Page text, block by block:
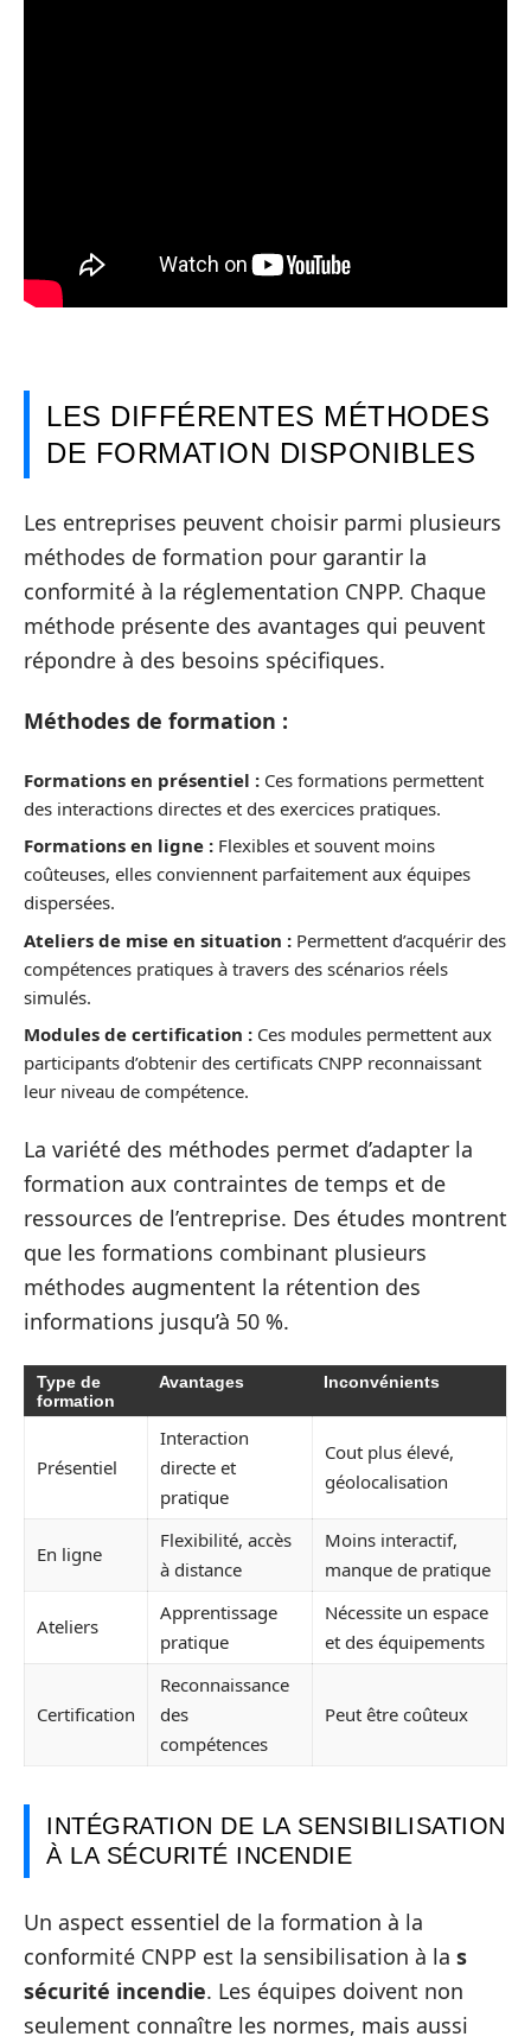
LES DIFFÉRENTES MÉTHODES
DE FORMATION DISPONIBLES
Les entreprises peuvent choisir parmi plusieurs
méthodes de formation pour garantir la
conformité à la réglementation CNPP. Chaque
méthode présente des avantages qui peuvent
répondre à des besoins spécifiques.
Méthodes de formation :
Formations en présentiel : Ces formations permettent
des interactions directes et des exercices pratiques.
Formations en ligne : Flexibles et souvent moins
coûteuses, elles conviennent parfaitement aux équipes
dispersées.
Ateliers de mise en situation : Permettent d’acquérir des
compétences pratiques à travers des scénarios réels
simulés.
Modules de certification : Ces modules permettent aux
participants d’obtenir des certificats CNPP reconnaissant
leur niveau de compétence.
La variété des méthodes permet d’adapter la
formation aux contraintes de temps et de
ressources de l’entreprise. Des études montrent
que les formations combinant plusieurs
méthodes augmentent la rétention des
informations jusqu’à 50 %.
Type de
formation
Avantages Inconvénients
Présentiel
Interaction
directe et
pratique
Cout plus élevé,
géolocalisation
En ligne
Flexibilité, accès
à distance
Moins interactif,
manque de pratique
Ateliers
Apprentissage
pratique
Nécessite un espace
et des équipements
Certification
Reconnaissance
des
compétences
Peut être coûteux
INTÉGRATION DE LA SENSIBILISATION
À LA SÉCURITÉ INCENDIE
Un aspect essentiel de la formation à la
conformité CNPP est la sensibilisation à la s
sécurité incendie. Les équipes doivent non
seulement connaître les normes, mais aussi